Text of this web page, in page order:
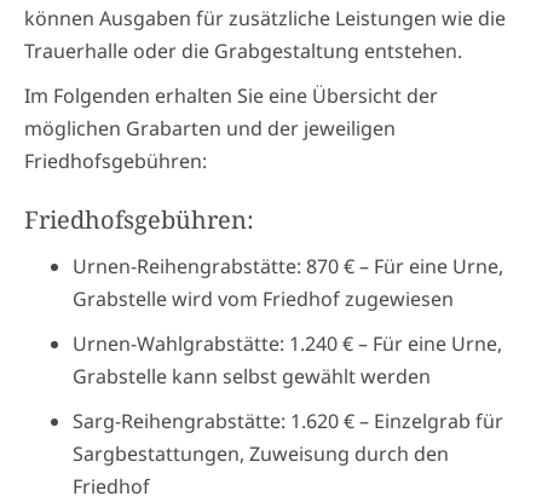
können Ausgaben für zusätzliche Leistungen wie die
Trauerhalle oder die Grabgestaltung entstehen.
Im Folgenden erhalten Sie eine Übersicht der
möglichen Grabarten und der jeweiligen
Friedhofsgebühren:
Friedhofsgebühren:
Urnen-Reihengrabstätte: 870 € – Für eine Urne,
Grabstelle wird vom Friedhof zugewiesen
Urnen-Wahlgrabstätte: 1.240 € – Für eine Urne,
Grabstelle kann selbst gewählt werden
Sarg-Reihengrabstätte: 1.620 € – Einzelgrab für
Sargbestattungen, Zuweisung durch den
Friedhof